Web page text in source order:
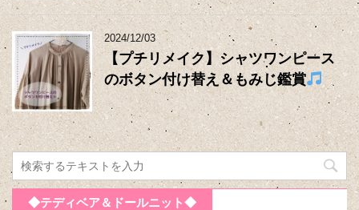
2024/12/03
【プチリメイク】シャツワンピース
のボタン付け替え＆もみじ鑑賞
◆テディベア＆ドールニット◆